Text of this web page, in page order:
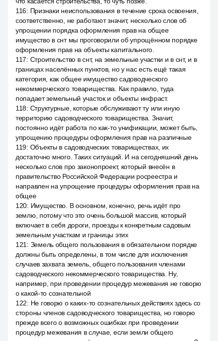
116: Признаки неиспользования в течение срока освоения,
соответственно, не работают значит, несколько слов об
упрощении порядка оформления прав на общее
имущество в снт мы проговорили об упрощённом порядке
оформления прав на объекты капитального.
117: Строительство в снт, на земельные участки и в снт, и в
границах населённых пунктов, но у нас есть ещё такая
категория, как общее имущество садоводческого
некоммерческого товарищества. Как правило, туда
попадает земельный участок и объекты инфраст.
118: Структурные, которые обслуживают ту или иную
территорию садоводческого товарищества. Значит,
постоянно идёт работа по как-то унификации, может быть,
упрощению процедуры оформления прав на различные
119: Объекты в садоводческих товариществах, их
достаточно много. Таких ситуаций. И на сегодняшний день
несколько слов про законопроект, который внесён в
правительство Российской Федерации росреестра и
направлен на упрощение процедуры оформления прав на
общее
120: Имущество. В основном, конечно, речь идёт про
землю, потому что это очень большой массив, который
включает в себя дороги, проезды к конкретным садовым
земельным участкам и границы этих
121 : Земель общего пользования в обязательном порядке
должны быть определены, в том числе для исключения
случаев захвата земель, общего пользования членами
садоводческого некоммерческого товарищества. Ну,
например, при проведении процедур межевания не говорю
о какой-то сознательной
122: Не говорю о каких-то сознательных действиях здесь со
стороны членов садоводческого товарищества, но говорю
прежде всего о возможных ошибках при проведении
процедур межевания в случае, если земли общего